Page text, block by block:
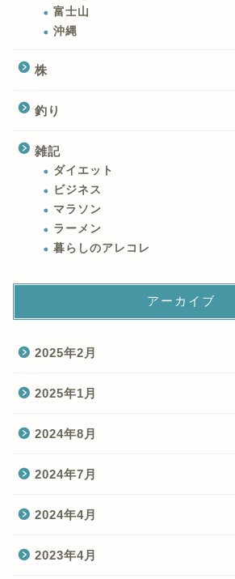
富士山
沖縄
株
釣り
雑記
ダイエット
ビジネス
マラソン
ラーメン
暮らしのアレコレ
アーカイブ
2025年2月
2025年1月
2024年8月
2024年7月
2024年4月
2023年4月